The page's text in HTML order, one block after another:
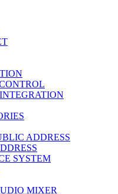
ADDRESS
SYSTEM
MIXER